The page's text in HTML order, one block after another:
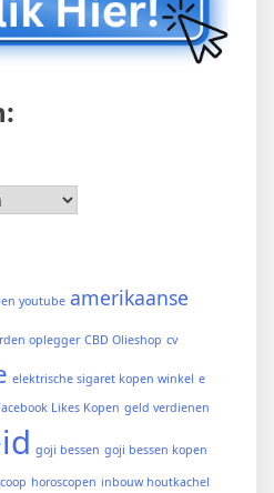
youtube amerikaanse
oplegger CBD Olieshop cv
elektrische sigaret kopen winkel e
Likes Kopen geld verdienen
goji bessen goji bessen kopen
horoscopen inbouw houtkachel